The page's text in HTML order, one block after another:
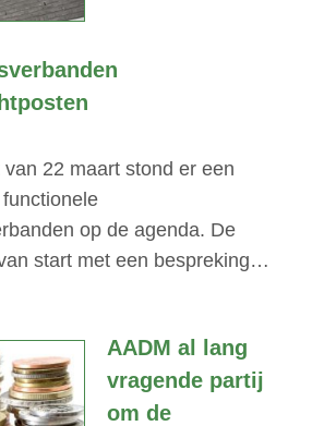
22 maart stond er een
op de agenda. De
start met een bespreking…
AADM al lang
vragende partij
om de